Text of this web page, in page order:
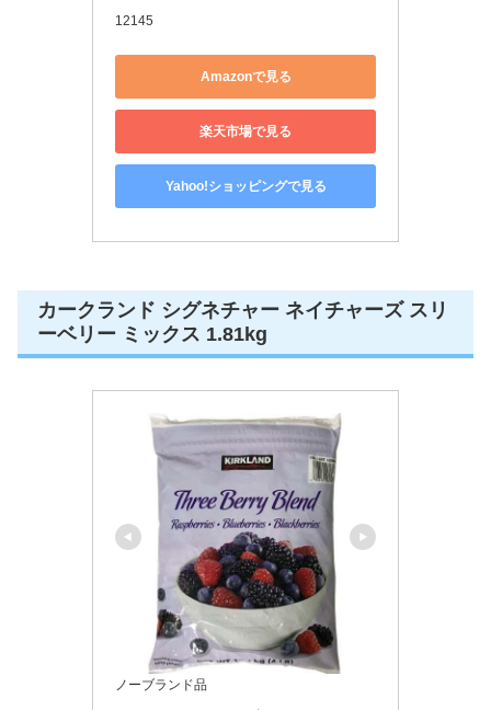
12145
Amazonで見る
楽天市場で見る
Yahoo!ショッピングで見る
カークランド シグネチャー ネイチャーズ スリ
ーベリー ミックス 1.81kg
ノーブランド品